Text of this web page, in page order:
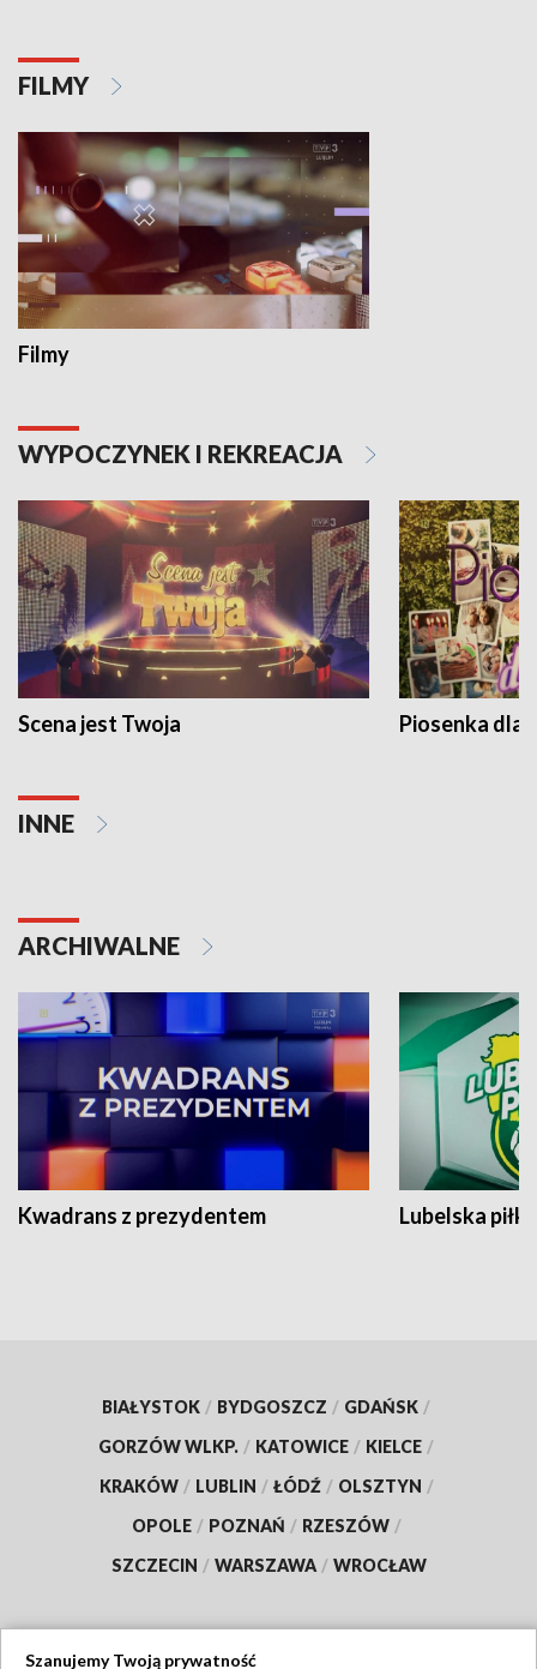
FILMY
Filmy
WYPOCZYNEK I REKREACJA
Scena jest Twoja Piosenka dla
INNE
ARCHIWALNE
Kwadrans z prezydentem Lubelska piłka
BIAŁYSTOK / BYDGOSZCZ / GDAŃSK /
GORZÓW WLKP. / KATOWICE / KIELCE /
KRAKÓW / LUBLIN / ŁÓDŹ / OLSZTYN /
OPOLE / POZNAŃ / RZESZÓW /
SZCZECIN / WARSZAWA / WROCŁAW
Szanujemy Twoją prywatność